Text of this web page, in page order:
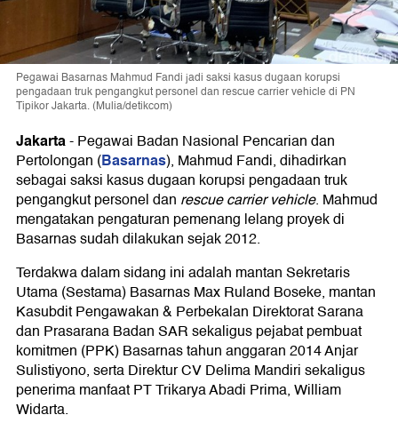
Pegawai Basarnas Mahmud Fandi jadi saksi kasus dugaan korupsi
pengadaan truk pengangkut personel dan rescue carrier vehicle di PN
Tipikor Jakarta. (Mulia/detikcom)
Jakarta-Pegawai Badan Nasional Pencarian dan
Pertolongan (Basarnas), Mahmud Fandi, dihadirkan
sebagai saksi kasus dugaan korupsi pengadaan truk
pengangkut personel dan rescue carrier vehicle. Mahmud
mengatakan pengaturan pemenang lelang proyek di
Basarnas sudah dilakukan sejak 2012.
Terdakwa dalam sidang ini adalah mantan Sekretaris
Utama (Sestama) Basarnas Max Ruland Boseke, mantan
Kasubdit Pengawakan & Perbekalan Direktorat Sarana
dan Prasarana Badan SAR sekaligus pejabat pembuat
komitmen (PPK) Basarnas tahun anggaran 2014 Anjar
Sulistiyono, serta Direktur CV Delima Mandiri sekaligus
penerima manfaat PT Trikarya Abadi Prima, William
Widarta.